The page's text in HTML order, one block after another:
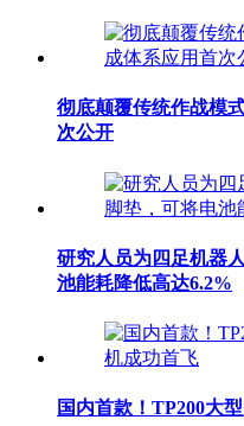
彻底颠覆传统作战模
次公开
研究人员为四足机器
池能耗降低高达6.2%
国内首款！TP200大